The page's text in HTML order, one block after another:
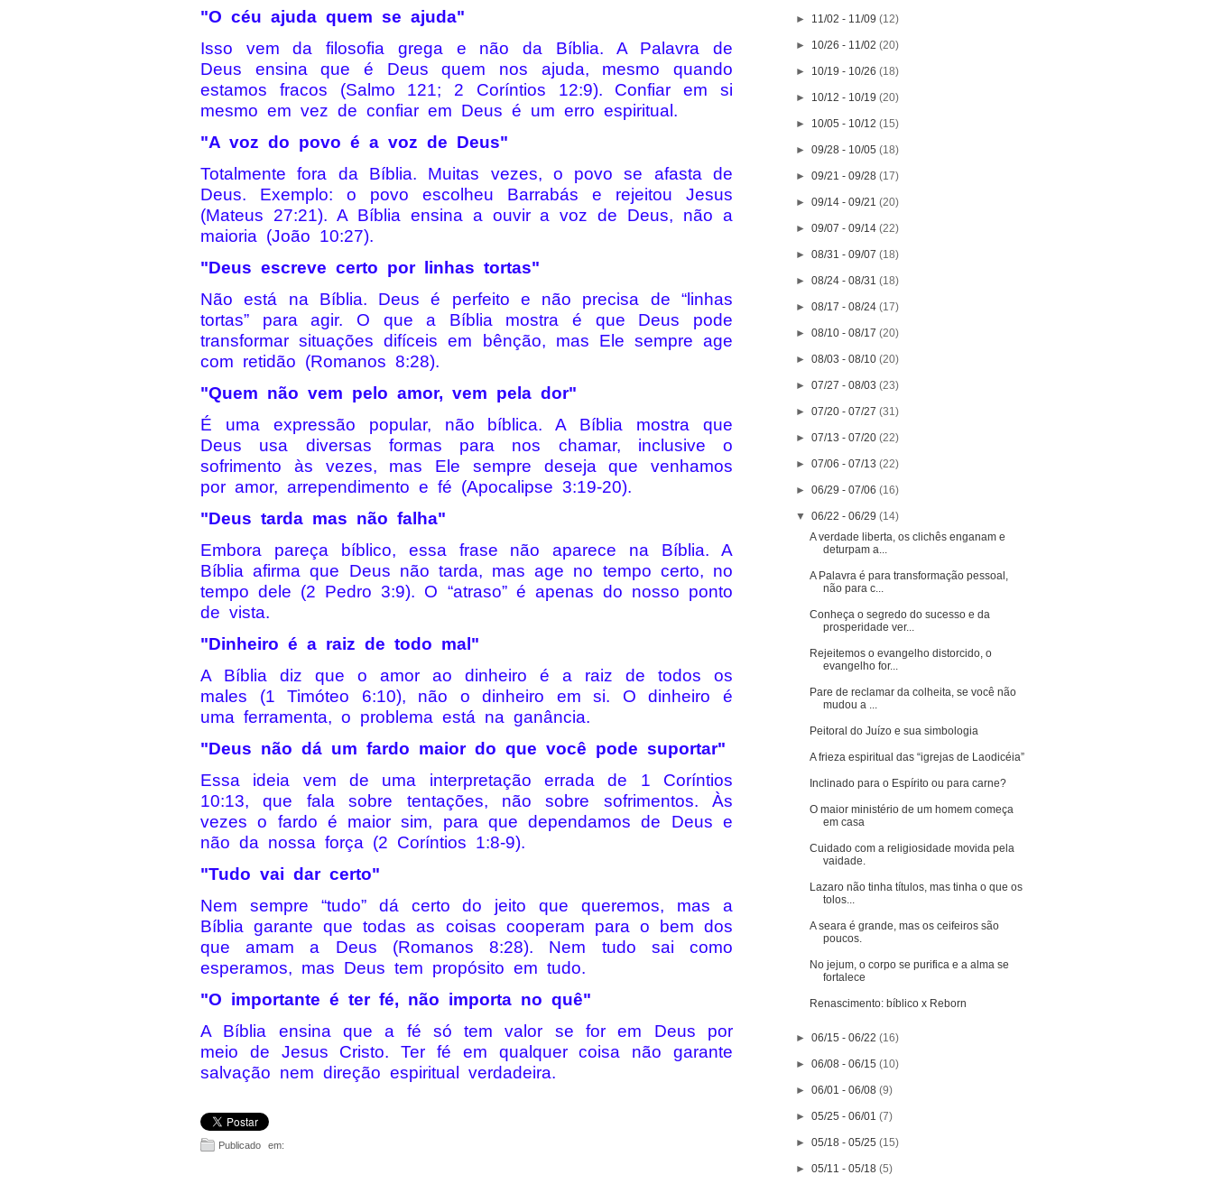
"O céu ajuda quem se ajuda"
Isso vem da filosofia grega e não da Bíblia. A Palavra de
Deus ensina que é Deus quem nos ajuda, mesmo quando
estamos fracos (Salmo 121; 2 Coríntios 12:9). Confiar em si
mesmo em vez de confiar em Deus é um erro espiritual.
"A voz do povo é a voz de Deus"
Totalmente fora da Bíblia. Muitas vezes, o povo se afasta de
Deus. Exemplo: o povo escolheu Barrabás e rejeitou Jesus
(Mateus 27:21). A Bíblia ensina a ouvir a voz de Deus, não a
maioria (João 10:27).
"Deus escreve certo por linhas tortas"
Não está na Bíblia. Deus é perfeito e não precisa de “linhas
tortas” para agir. O que a Bíblia mostra é que Deus pode
transformar situações difíceis em bênção, mas Ele sempre age
com retidão (Romanos 8:28).
"Quem não vem pelo amor, vem pela dor"
É uma expressão popular, não bíblica. A Bíblia mostra que
Deus usa diversas formas para nos chamar, inclusive o
sofrimento às vezes, mas Ele sempre deseja que venhamos
por amor, arrependimento e fé (Apocalipse 3:19-20).
"Deus tarda mas não falha"
Embora pareça bíblico, essa frase não aparece na Bíblia. A
Bíblia afirma que Deus não tarda, mas age no tempo certo, no
tempo dele (2 Pedro 3:9). O “atraso” é apenas do nosso ponto
de vista.
"Dinheiro é a raiz de todo mal"
A Bíblia diz que o amor ao dinheiro é a raiz de todos os
males (1 Timóteo 6:10), não o dinheiro em si. O dinheiro é
uma ferramenta, o problema está na ganância.
"Deus não dá um fardo maior do que você pode suportar"
Essa ideia vem de uma interpretação errada de 1 Coríntios
10:13, que fala sobre tentações, não sobre sofrimentos. Às
vezes o fardo é maior sim, para que dependamos de Deus e
não da nossa força (2 Coríntios 1:8-9).
"Tudo vai dar certo"
Nem sempre “tudo” dá certo do jeito que queremos, mas a
Bíblia garante que todas as coisas cooperam para o bem dos
que amam a Deus (Romanos 8:28). Nem tudo sai como
esperamos, mas Deus tem propósito em tudo.
"O importante é ter fé, não importa no quê"
A Bíblia ensina que a fé só tem valor se for em Deus por
meio de Jesus Cristo. Ter fé em qualquer coisa não garante
salvação nem direção espiritual verdadeira.
Publicado em:
► 11/02 - 11/09(12)
► 10/26 - 11/02(20)
► 10/19 - 10/26(18)
► 10/12 - 10/19(20)
► 10/05 - 10/12(15)
►09/28 - 10/05(18)
►09/21 - 09/28(17)
►09/14 - 09/21(20)
►09/07 - 09/14(22)
►08/31 - 09/07(18)
►08/24 - 08/31(18)
►08/17 - 08/24(17)
►08/10 - 08/17(20)
►08/03 - 08/10(20)
►07/27 - 08/03(23)
►07/20 - 07/27(31)
►07/13 - 07/20(22)
►07/06 - 07/13(22)
►06/29 - 07/06(16)
▼06/22 - 06/29(14)
A verdade liberta, os clichês enganam e
deturpam a...
A Palavra é para transformação pessoal,
não para c...
Conheça o segredo do sucesso e da
prosperidade ver...
Rejeitemos o evangelho distorcido, o
evangelho for...
Pare de reclamar da colheita, se você não
mudou a ...
Peitoral do Juízo e sua simbologia
A frieza espiritual das “igrejas de Laodicéia”
Inclinado para o Espírito ou para carne?
O maior ministério de um homem começa
em casa
Cuidado com a religiosidade movida pela
vaidade.
Lazaro não tinha títulos, mas tinha o que os
tolos...
A seara é grande, mas os ceifeiros são
poucos.
No jejum, o corpo se purifica e a alma se
fortalece
Renascimento: bíblico x Reborn
►06/15 - 06/22(16)
►06/08 - 06/15(10)
►06/01 - 06/08(9)
►05/25 - 06/01(7)
►05/18 - 05/25(15)
►05/11 - 05/18(5)